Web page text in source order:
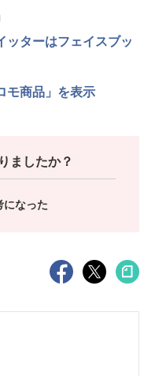
ッターはフェイスブッ
モ商品」を表示
ましたか？
になった